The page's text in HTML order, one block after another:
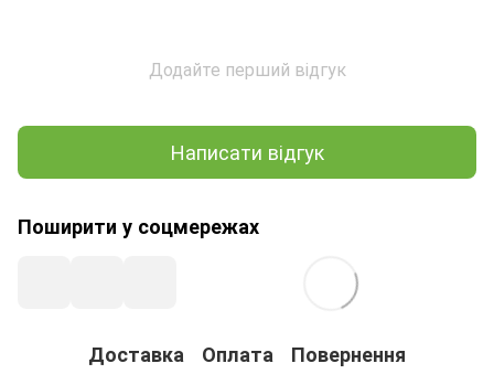
Додайте перший відгук
Написати відгук
Поширити у соцмережах
Доставка Оплата Повернення